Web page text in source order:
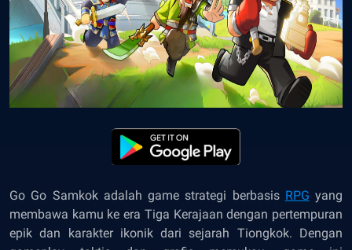
Go Go Samkok adalah game strategi berbasis RPG yang
membawa kamu ke era Tiga Kerajaan dengan pertempuran
epik dan karakter ikonik dari sejarah Tiongkok. Dengan